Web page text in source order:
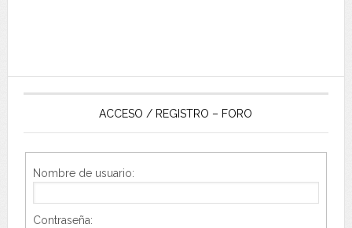
ACCESO / REGISTRO – FORO
Nombre de usuario:
Contraseña: